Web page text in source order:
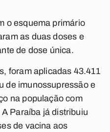
o esquema primário
as duas doses e
de dose única.
foram aplicadas 43.411
de imunossupressão e
na população com
Paraíba já distribuiu
de vacina aos